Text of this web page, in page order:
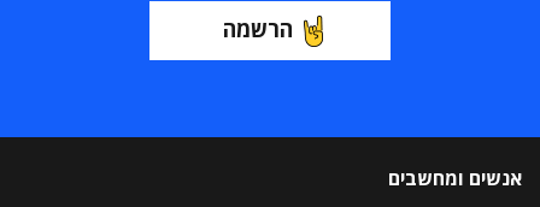
הרשמה
אנשים ומחשבים